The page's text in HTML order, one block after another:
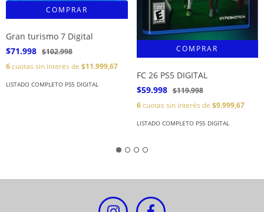
Gran turismo 7 Digital
$71.998 $102.998
6cuotas sin interés de $11.999,67
LISTADO COMPLETO PS5 DIGITAL
FC 26 PS5 DIGITAL
$59.998 $119.998
6cuotas sin interés de $9.999,67
LISTADO COMPLETO PS5 DIGITAL